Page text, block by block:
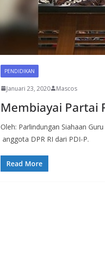
PENDIDIKAN
Januari 23, 2020 Mascos
Membiayai Partai
Oleh: Parlindungan Siahaan
anggota DPR RI dari PDI-P.
Read More